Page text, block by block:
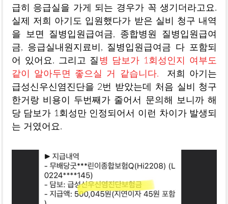
급히 응급실을 가게 되는 경우가 꼭 생기더라고요.
실제 저희 아기도 입원했다가 받은 실비 청구 내역
을 보면 질병입원급여금, 종합병원 질병입원급여
금, 응급실내원지료비, 질병입원급여금 다 포함되
어 있어요. 그리고 질 병 담보가 1회성인지 여부도
같이 알아두면 좋으실 거 같습니다.
저희 아기는
급성신우신염진단을 2번 받았는데 처음 실비 청구
한거랑 비용이 두번째가 줄어서 문의해 보니까 해
당 담보가 1회성만 인정되어서 이런 차이가 발생되
는 거였어요.